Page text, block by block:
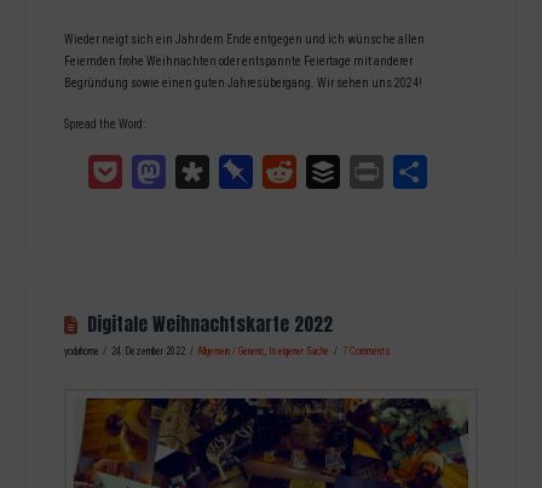
Wieder neigt sich ein Jahr dem Ende entgegen und ich wünsche allen
Feiernden frohe Weihnachten oder entspannte Feiertage mit anderer
Begründung sowie einen guten Jahresübergang. Wir sehen uns 2024!
Spread the Word:
Pocket MastodonDiasporaPinboardReddit Buffer Print
Digitale Weihnachtskarte 2022
yodahome 24. Dezember 2022 Allgemein / Generic, In eigener Sache 7 Comments